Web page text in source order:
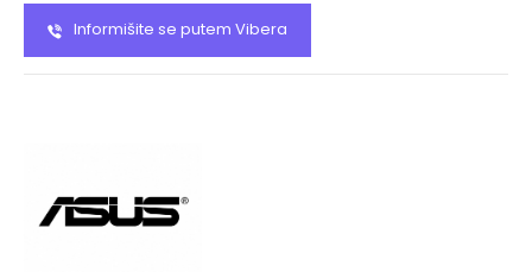
Informišite se putem Vibera